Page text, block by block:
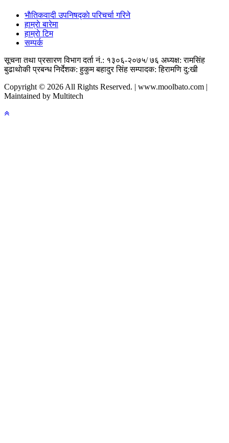
भाैतिकवादी उपनिषद्काे परिचर्चा गरिने
हाम्राे बारेमा
हाम्राे टिम
सम्पर्क
सूचना तथा प्रसारण विभाग दर्ता नं.: १३०६-२०७५/ ७६ अध्यक्ष: रामसिंह
बुढाथाेकी प्रबन्ध निर्देशक: हुकुम बहादुर सिंह सम्पादक: हिरामणि दु:खी
Copyright © 2026 All Rights Reserved. | www.moolbato.com |
Maintained by Multitech